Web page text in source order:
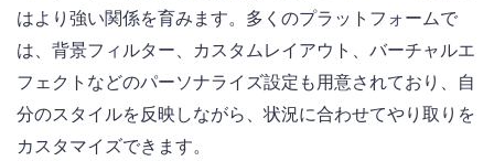
はより強い関係を育みます。多くのプラットフォームで
は、背景フィルター、カスタムレイアウト、バーチャルエ
フェクトなどのパーソナライズ設定も用意されており、自
分のスタイルを反映しながら、状況に合わせてやり取りを
カスタマイズできます。